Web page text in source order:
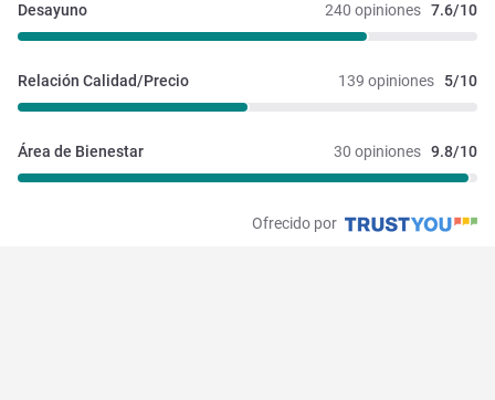
240 opiniones 7.6/10
Desayuno
139 opiniones 5/10
Relación Calidad/Precio
30 opiniones 9.8/10
Área de Bienestar
Ofrecido por